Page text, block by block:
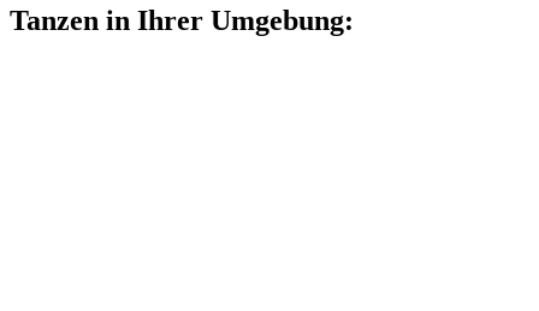
Tanzen in Ihrer Umgebung: